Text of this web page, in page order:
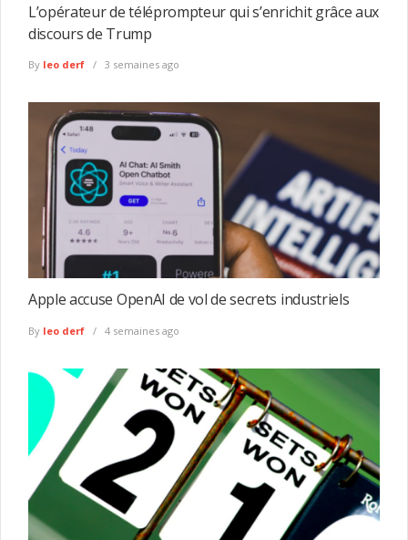
L’opérateur de téléprompteur qui s’enrichit grâce aux
discours de Trump
By leo derf 3 semaines ago
Apple accuse OpenAI de vol de secrets industriels
By leo derf 4 semaines ago